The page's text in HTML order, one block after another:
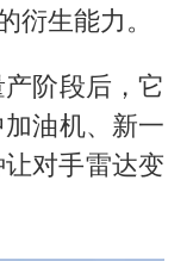
衍生能力。
阶段后，它
油机、新一
对手雷达变